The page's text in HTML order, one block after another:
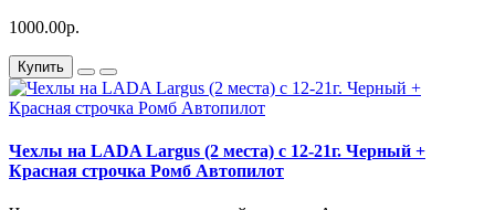
1000.00р.
Купить
Чехлы на LADA Largus (2 места) c 12-21г. Черный +
Красная строчка Ромб Автопилот